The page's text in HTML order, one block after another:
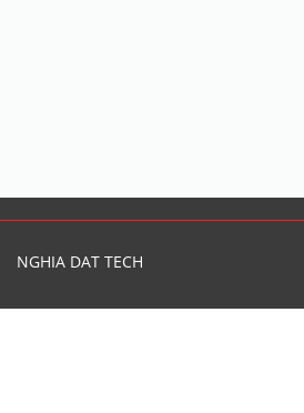
NGHIA DAT TECH